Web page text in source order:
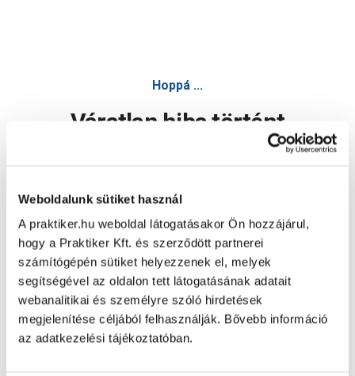
Weboldalunk sütiket használ
A praktiker.hu weboldal látogatásakor Ön hozzájárul,
hogy a Praktiker Kft. és szerződött partnerei
számítógépén sütiket helyezzenek el, melyek
segítségével az oldalon tett látogatásának adatait
webanalitikai és személyre szóló hirdetések
megjelenítése céljából felhasználják. Bővebb információ
az adatkezelési tájékoztatóban.
Hoppá ...
Váratlan hiba történt
Oldal újratöltése